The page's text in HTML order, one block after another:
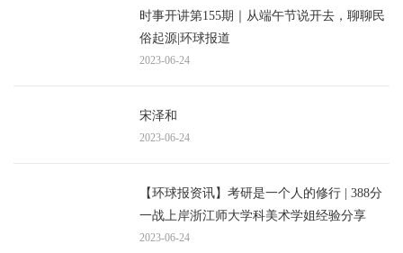
时事开讲第155期｜从端午节说开去，聊聊民
俗起源|环球报道
2023-06-24
宋泽和
2023-06-24
【环球报资讯】考研是一个人的修行 | 388分
一战上岸浙江师大学科美术学姐经验分享
2023-06-24